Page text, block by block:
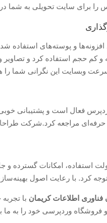
برای سایت تحویلی به شما در
افزونه‌ها و پوسته‌های
و کم حجم استفاده کرد و
وبسایت این نگرانی شما را
فعال است و پشتیبانی
حرفه‌ای مراجعه کرد.شرکت
استفاده، امکانات گسترده و
توجه کرد. با رعایت اصول
اطلاعات کریمان با
وردپرسی خود را به ما